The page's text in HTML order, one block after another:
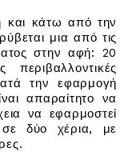
και κάτω από την
μια από τις
στην αφή: 20
την εφαρμογή
απαραίτητο να
να εφαρμοστεί
δύο χέρια, με